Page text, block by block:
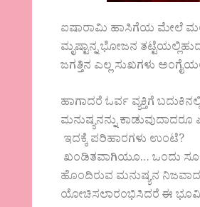
ಐಷಾರಾಮಿ ಹಾಸಿಗೆಯ ಮೇಲೆ
ಮೃಷ್ಟಾನ್ನ ಭೋಜನ
ಜಗತ್ತಿನ ಎಲ್ಲ ಸುಖಗಳು
ಹಾಗಾದರೆ ಓರ್ವ ವ್ಯಕ್ತಿಗೆ
ಮನುಷ್ಯನನ್ನು ಕಾಡುವುದಾದರೂ
ಇದಕ್ಕೆ ಪರಿಹಾರಗಳು ಉಂಟೆ?
ಖಂಡಿತವಾಗಿಯೂ… ಒಂದು
ಹೊಂದಿರುವ ಮನುಷ್ಯನ
ಯೋಚಿಸಲಾರಂಭಿಸಿದರೆ ಈ